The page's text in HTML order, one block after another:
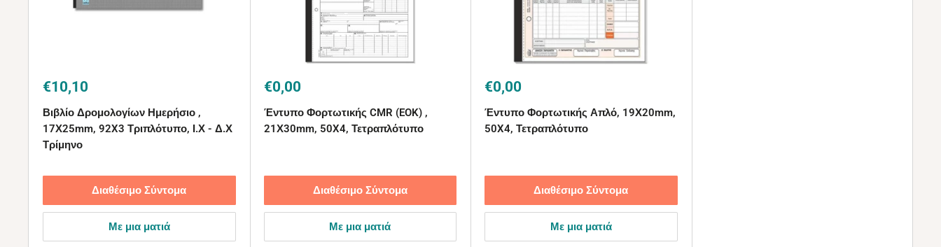
Τιμή
την
έκπτωση
€10,10
Βιβλίο Δρομολογίων Ημερήσιο ,
17Χ25mm, 92X3 Τριπλότυπο, Ι.Χ - Δ.Χ
Τρίμηνο
Διαθέσιμο Σύντομα
Με μια ματιά
Τιμή
την
έκπτωση
€0,00
Έντυπο Φορτωτικής CMR (EOK) ,
21Χ30mm, 50X4, Τετραπλότυπο
Διαθέσιμο Σύντομα
Με μια ματιά
Τιμή
την
έκπτωση
€0,00
Έντυπο Φορτωτικής Απλό, 19Χ20mm,
50X4, Τετραπλότυπο
Διαθέσιμο Σύντομα
Με μια ματιά